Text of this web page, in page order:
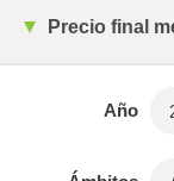
Precio final
Año